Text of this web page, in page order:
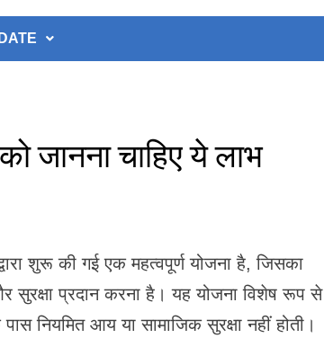
जानना चाहिए ये लाभ
शुरू की गई एक महत्वपूर्ण योजना है, जिसका
सुरक्षा प्रदान करना है। यह योजना विशेष रूप से
नियमित आय या सामाजिक सुरक्षा नहीं होती।